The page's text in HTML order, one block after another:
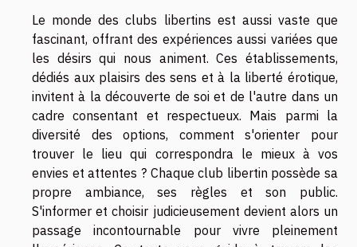
Le monde des clubs libertins est aussi vaste que
fascinant, offrant des expériences aussi variées que
les désirs qui nous animent. Ces établissements,
dédiés aux plaisirs des sens et à la liberté érotique,
invitent à la découverte de soi et de l'autre dans un
cadre consentant et respectueux. Mais parmi la
diversité des options, comment s'orienter pour
trouver le lieu qui correspondra le mieux à vos
envies et attentes ? Chaque club libertin possède sa
propre ambiance, ses règles et son public.
S'informer et choisir judicieusement devient alors un
passage incontournable pour vivre pleinement